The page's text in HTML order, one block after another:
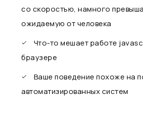
со скоростью, намного
ожидаемую от человека
Что-то мешает работе
браузере
Ваше поведение похоже на
автоматизированных систем